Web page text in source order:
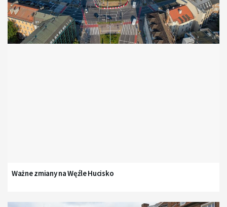
Ważne zmiany na Węźle Hucisko